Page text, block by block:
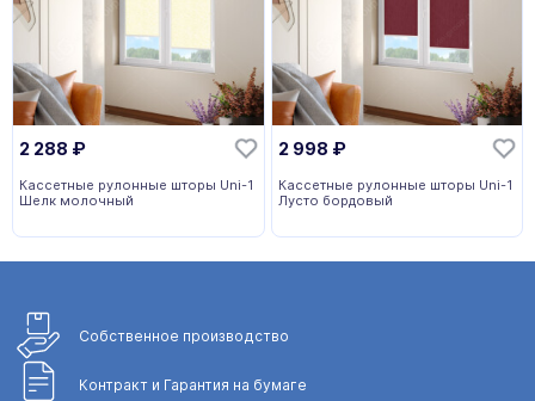
2 288 ₽
Кассетные рулонные шторы Uni-1
Шелк молочный
2 998 ₽
Кассетные рулонные шторы Uni-1
Лусто бордовый
Собственное производство
Контракт и Гарантия на бумаге